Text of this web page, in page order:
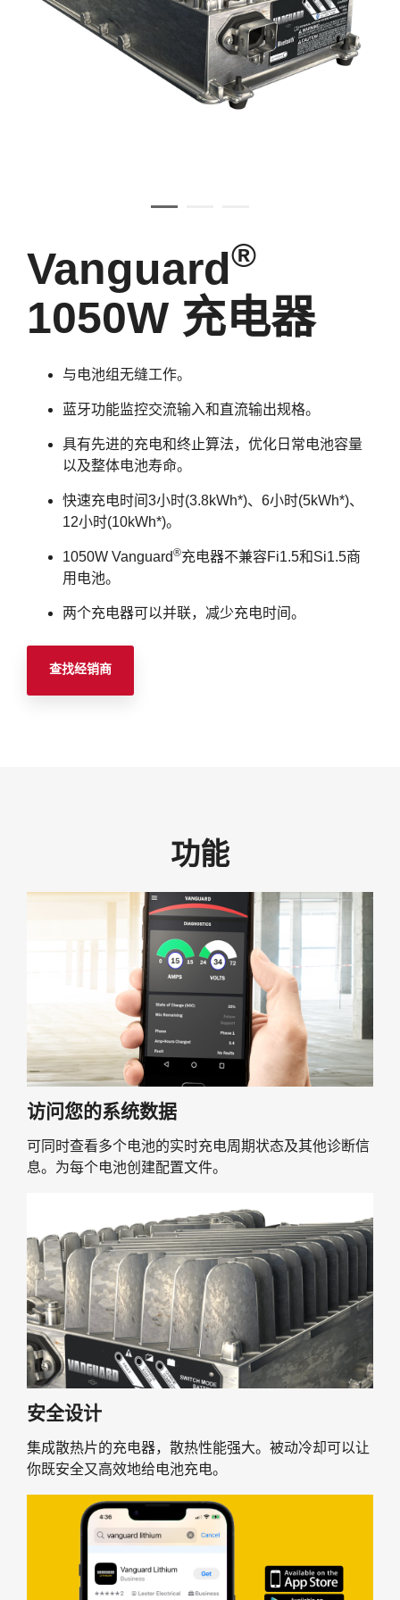
Vanguard®
1050W 充电器
与电池组无缝工作。
蓝牙功能监控交流输入和直流输出规格。
具有先进的充电和终止算法，优化日常电池容量
以及整体电池寿命。
快速充电时间3小时(3.8kWh*)、6小时(5kWh*)、
12小时(10kWh*)。
1050W Vanguard®充电器不兼容Fi1.5和Si1.5商
用电池。
两个充电器可以并联，减少充电时间。
查找经销商
功能
访问您的系统数据
可同时查看多个电池的实时充电周期状态及其他诊断信
息。为每个电池创建配置文件。
安全设计
集成散热片的充电器，散热性能强大。被动冷却可以让
你既安全又高效地给电池充电。